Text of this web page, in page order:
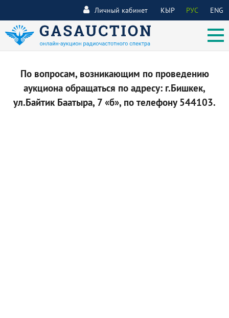
КЫР РУС ENG
Личный кабинет
По вопросам, возникающим по проведению
аукциона обращаться по адресу: г.Бишкек,
ул.Байтик Баатыра, 7 «б», по телефону 544103.